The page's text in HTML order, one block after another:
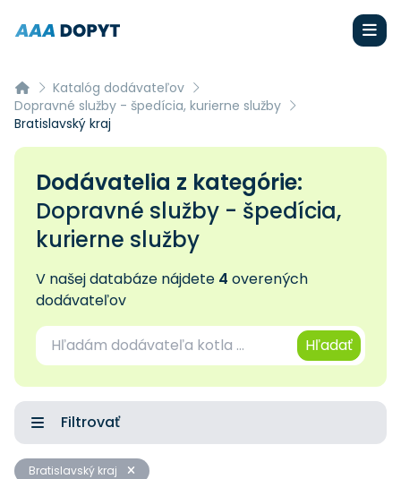
Katalóg dodávateľov
Dopravné služby - špedícia, kurierne služby
Bratislavský kraj
Dodávatelia z kategórie:
Dopravné služby - špedícia,
kurierne služby
V našej databáze nájdete 4 overených
dodávateľov
Hľadať
Filtrovať
Bratislavský kraj